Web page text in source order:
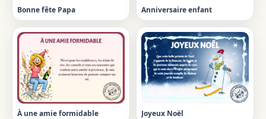
Bonne fête Papa Anniversaire enfant
À une amie formidable Joyeux Noël